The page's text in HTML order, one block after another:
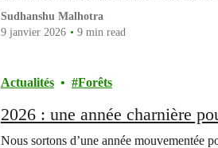
Sudhanshu Malhotra
9 janvier 2026
9 min read
Actualités Forêts
2026 : une année charnière
Nous sortons d’une année mouvementée